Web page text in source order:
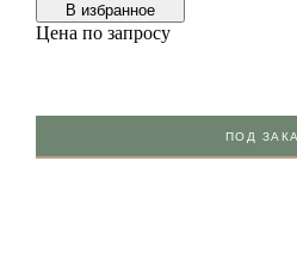
В избранноe
Цена по запросу
ПОД